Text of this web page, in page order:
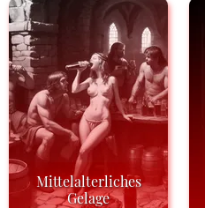
Mittelalterliches
Gelage